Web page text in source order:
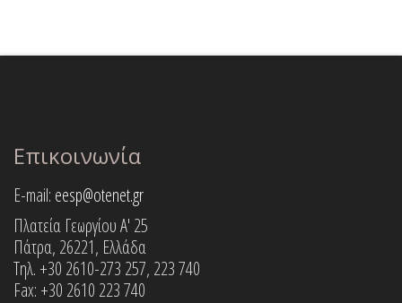
Επικοινωνία
E-mail: eesp@otenet.gr
Πλατεία Γεωργίου Α' 25
Πάτρα, 26221, Ελλάδα
Τηλ. +30 2610-273 257, 223 740
Fax: +30 2610 223 740